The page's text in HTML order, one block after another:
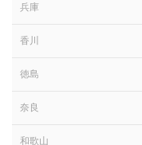
兵庫
香川
徳島
奈良
和歌山